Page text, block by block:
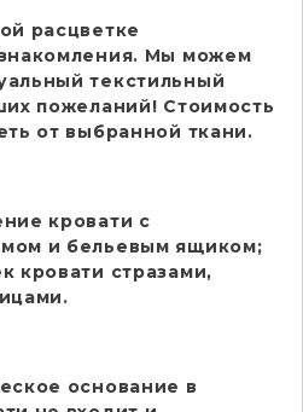
расцветке
Мы можем
текстильный
пожеланий! Стоимость
от выбранной ткани.
кровати с
и бельевым ящиком;
кровати стразами,
основание в